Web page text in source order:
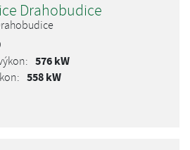
Drahobudice
576 kW
558 kW